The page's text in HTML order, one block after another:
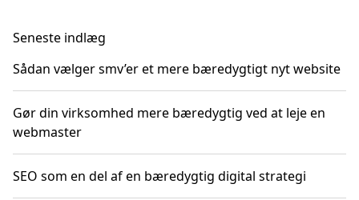
Seneste indlæg
Sådan vælger smv’er et mere bæredygtigt nyt website
Gør din virksomhed mere bæredygtig ved at leje en
webmaster
SEO som en del af en bæredygtig digital strategi